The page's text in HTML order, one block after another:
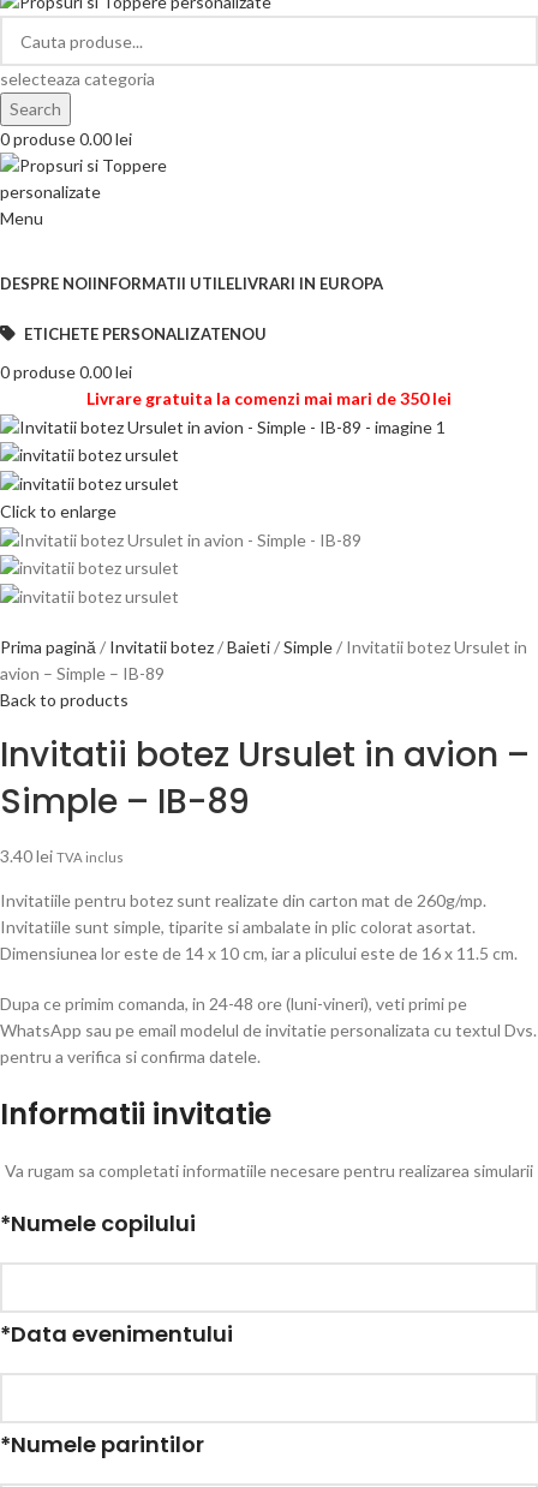
selecteaza categoria
Search
0produse0.00lei
Menu
DESPRE NOIINFORMATII UTILELIVRARI IN EUROPA
ETICHETE PERSONALIZATENOU
0produse0.00lei
Livrare gratuita la comenzi mai mari de 350 lei
Click to enlarge
Prima pagină Invitatii botez Baieti Simple
Invitatii botez Ursulet in
avion – Simple – IB-89
Back to products
Invitatii botez Ursulet in avion –
Simple – IB-89
3.40lei TVA inclus
Invitatiile pentru botez sunt realizate din carton mat de 260g/mp.
Invitatiile sunt simple, tiparite si ambalate in plic colorat asortat.
Dimensiunea lor este de 14 x 10 cm, iar a plicului este de 16 x 11.5 cm.
Dupa ce primim comanda, in 24-48 ore (luni-vineri), veti primi pe
WhatsApp sau pe email modelul de invitatie personalizata cu textul Dvs.
pentru a verifica si confirma datele.
Informatii invitatie
Va rugam sa completati informatiile necesare pentru realizarea simularii
*Numele copilului
*Data evenimentului
*Numele parintilor